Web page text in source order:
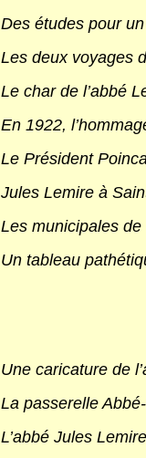
Des études pour
Les deux voyages
Le char de l’abbé
En 1922,
Le Président
Jules Lemire à
Les municipales
Un tableau
Une caricature de
La passerelle
L’abbé Jules